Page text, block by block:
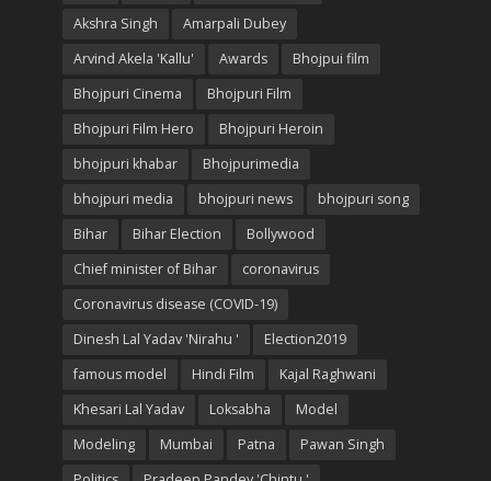
Akshra Singh
Amarpali Dubey
Arvind Akela 'Kallu'
Awards
Bhojpui film
Bhojpuri Cinema
Bhojpuri Film
Bhojpuri Film Hero
Bhojpuri Heroin
bhojpuri khabar
Bhojpurimedia
bhojpuri media
bhojpuri news
bhojpuri song
Bihar
Bihar Election
Bollywood
Chief minister of Bihar
coronavirus
Coronavirus disease (COVID-19)
Dinesh Lal Yadav 'Nirahu '
Election2019
famous model
Hindi Film
Kajal Raghwani
Khesari Lal Yadav
Loksabha
Model
Modeling
Mumbai Patna
Pawan Singh